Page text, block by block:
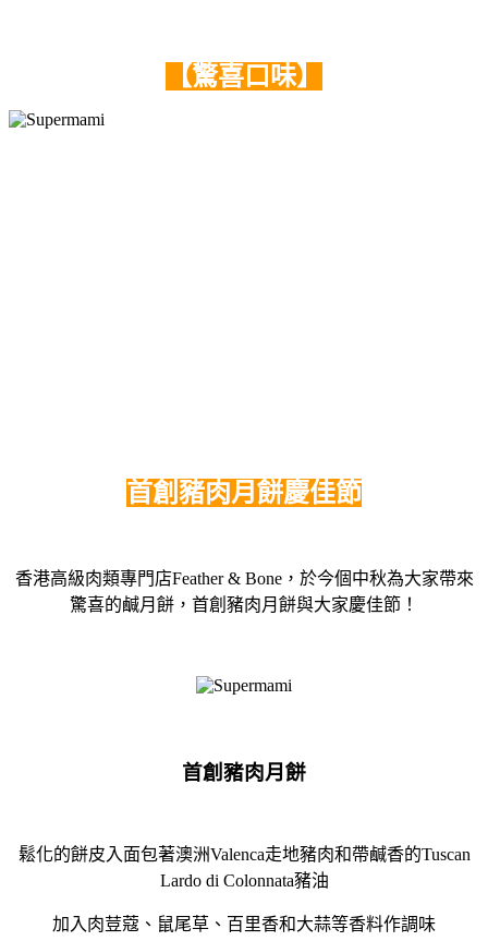
【驚喜口味】
首創豬肉月餅慶佳節
香港高級肉類專門店Feather & Bone，於今個中秋為大家帶來
驚喜的鹹月餅，首創豬肉月餅與大家慶佳節！
首創豬肉月餅
鬆化的餅皮入面包著澳洲Valenca走地豬肉和帶鹹香的Tuscan
Lardo di Colonnata豬油
加入肉荳蔻、鼠尾草、百里香和大蒜等香料作調味